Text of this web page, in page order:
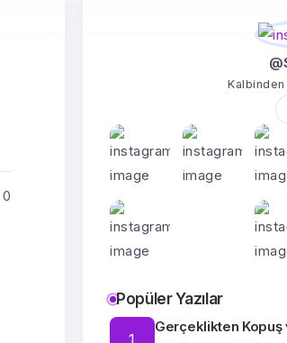
0
Kalbinden
Popüler Yazılar
Gerçeklikten Kopuş